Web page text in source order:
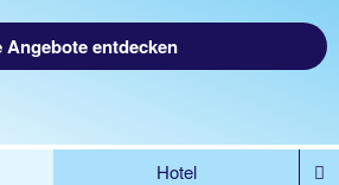
Angebote entdecken
Hotel